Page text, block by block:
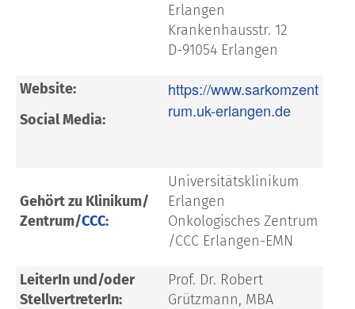
Erlangen
Krankenhausstr. 12
D-91054 Erlangen
Website:
Social Media:
https://www.sarkomzent
rum.uk-erlangen.de
Gehört zu Klinikum/
Zentrum/CCC:
Universitätsklinikum
Erlangen
Onkologisches Zentrum
/CCC Erlangen-EMN
LeiterIn und/oder
StellvertreterIn:
Prof. Dr. Robert
Grützmann, MBA